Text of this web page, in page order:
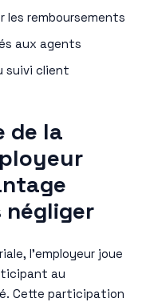
les remboursements
aux agents
suivi client
de la
négliger
l’employeur joue
au
Cette participation